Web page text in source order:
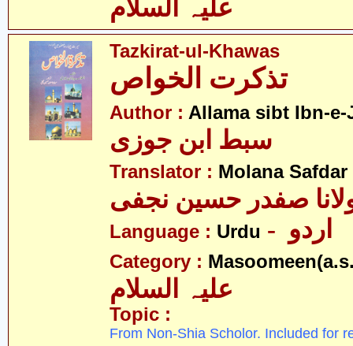
علیہ السلام
Tazkirat-ul-Khawas
تذکرت الخواص
Author : Allama sibt Ibn-e-
سبط ابن جوزی
Translator : Molana
صفدر حسین نجفی
Language : Urdu
Category :
Topic :
From Non-Shia Scholor. Included for